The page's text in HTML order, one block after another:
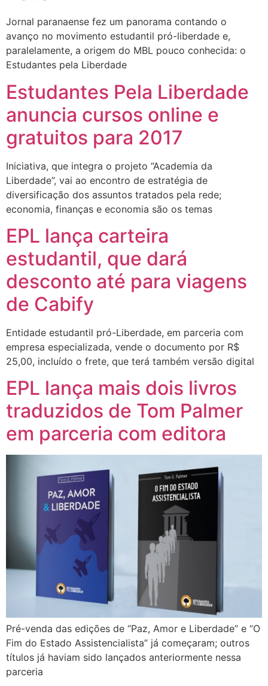
Jornal paranaense fez um panorama contando o
avanço no movimento estudantil pró-liberdade e,
paralelamente, a origem do MBL pouco conhecida: o
Estudantes pela Liberdade
Estudantes Pela Liberdade
anuncia cursos online e
gratuitos para 2017
Iniciativa, que integra o projeto “Academia da
Liberdade”, vai ao encontro de estratégia de
diversificação dos assuntos tratados pela rede;
economia, finanças e economia são os temas
EPL lança carteira
estudantil, que dará
desconto até para viagens
de Cabify
Entidade estudantil pró-Liberdade, em parceria com
empresa especializada, vende o documento por R$
25,00, incluído o frete, que terá também versão digital
EPL lança mais dois livros
traduzidos de Tom Palmer
em parceria com editora
Pré-venda das edições de “Paz, Amor e Liberdade” e “O
Fim do Estado Assistencialista” já começaram; outros
títulos já haviam sido lançados anteriormente nessa
parceria